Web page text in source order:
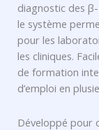
diagnostic des
le système
pour les
les cliniques.
de formation
d’emploi en
Développé pour